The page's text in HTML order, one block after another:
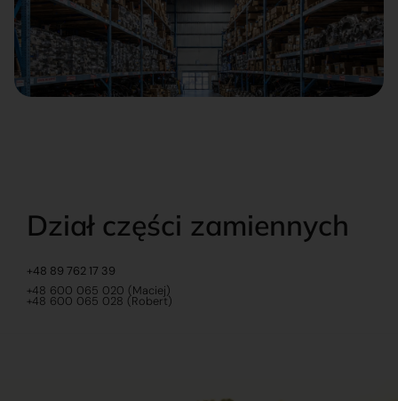
Dział części zamiennych
+48 89 762 17 39
+48 600 065 020 (Maciej)
+48 600 065 028 (Robert)